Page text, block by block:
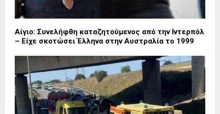
Αίγιο: Συνελήφθη καταζητούμενος από την Ιντερπόλ
– Είχε σκοτώσει Έλληνα στην Αυστραλία το 1999